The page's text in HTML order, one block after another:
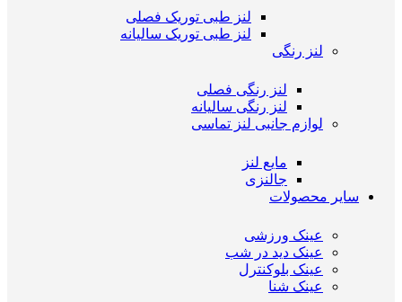
لنز طبی توریک فصلی
لنز طبی توریک سالیانه
لنز رنگی
لنز رنگی فصلی
لنز رنگی سالیانه
لوازم جانبی لنز تماسی
مایع لنز
جالنزی
سایر محصولات
عینک ورزشی
عینک دید در شب
عینک بلوکنترل
عینک شنا